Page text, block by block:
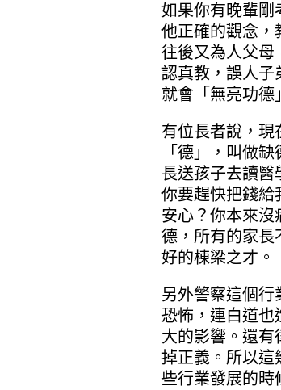
如果你有晚輩剛
他正確的觀念，
往後又為人父母
認真教，誤人子
就會「無亮功德
有位長者說，現
「德」，叫做
長送孩子去讀醫
你要趕快把錢給
安心？你本來沒
德，所有的家長
好的棟梁之才。
另外警察這個行
恐怖，連白道也
大的影響。還有
掉正義。所以這
些行業發展的時